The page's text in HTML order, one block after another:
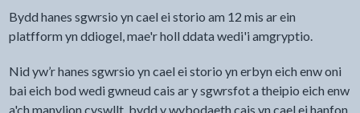
Bydd hanes sgwrsio yn cael ei storio am 12 mis ar ein
platfform yn ddiogel, mae'r holl ddata wedi'i amgryptio.
Nid yw’r hanes sgwrsio yn cael ei storio yn erbyn eich enw oni
bai eich bod wedi gwneud cais ar y sgwrsfot a theipio eich enw
a'ch manylion cyswllt, bydd y wybodaeth cais yn cael ei hanfon